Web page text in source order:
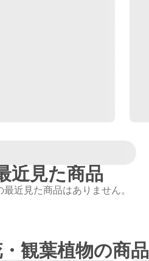
近見た商品
最近見た商品はありません。
観葉植物の商品